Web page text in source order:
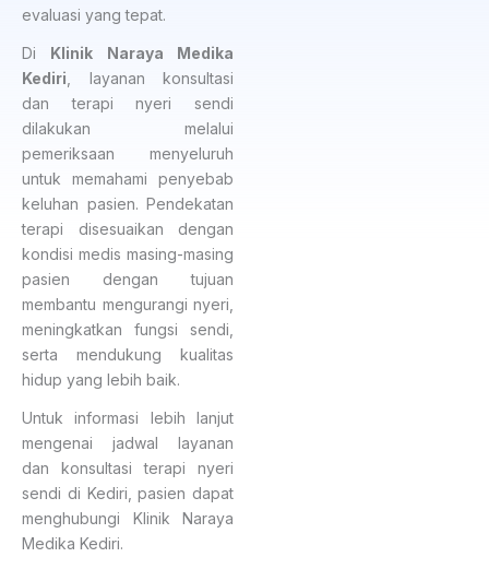
evaluasi yang tepat.
Di Klinik Naraya Medika
Kediri , layanan konsultasi
dan terapi nyeri sendi
dilakukan melalui
pemeriksaan menyeluruh
untuk memahami penyebab
keluhan pasien. Pendekatan
terapi disesuaikan dengan
kondisi medis masing-masing
pasien dengan tujuan
membantu mengurangi nyeri,
meningkatkan fungsi sendi,
serta mendukung kualitas
hidup yang lebih baik.
Untuk informasi lebih lanjut
mengenai jadwal layanan
dan konsultasi terapi nyeri
sendi di Kediri, pasien dapat
menghubungi Klinik Naraya
Medika Kediri.